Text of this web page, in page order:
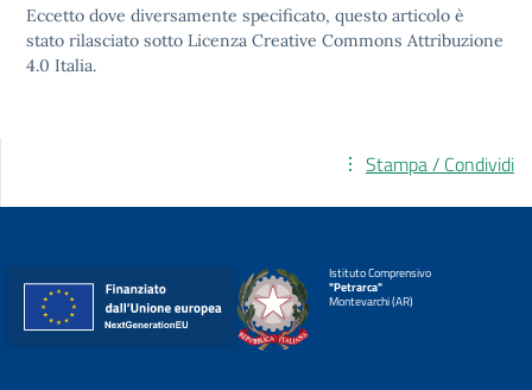
Eccetto dove diversamente specificato, questo articolo è
stato rilasciato sotto Licenza Creative Commons Attribuzione
4.0 Italia.
Stampa / Condividi
Istituto Comprensivo
"Petrarca"
Montevarchi (AR)